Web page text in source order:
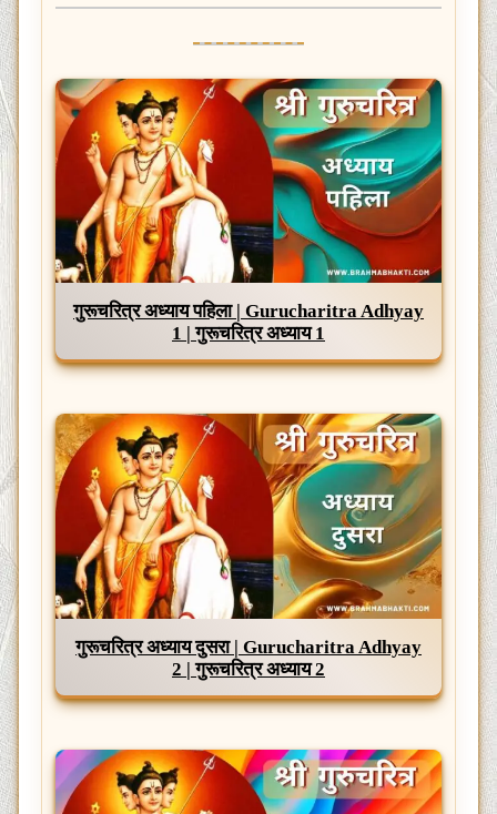
गुरूचरित्र अध्याय पहिला | Gurucharitra Adhyay
1 | गुरूचरित्र अध्याय 1
गुरूचरित्र अध्याय दुसरा | Gurucharitra Adhyay
2 | गुरूचरित्र अध्याय 2